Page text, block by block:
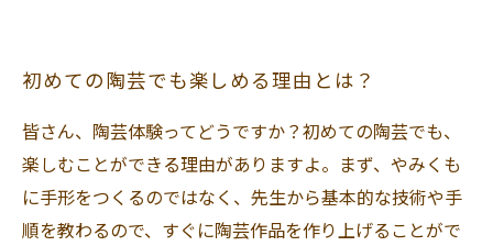
初めての陶芸でも楽しめる理由とは？
皆さん、陶芸体験ってどうですか？初めての陶芸でも、
楽しむことができる理由がありますよ。まず、やみくも
に手形をつくるのではなく、先生から基本的な技術や手
順を教わるので、すぐに陶芸作品を作り上げることがで